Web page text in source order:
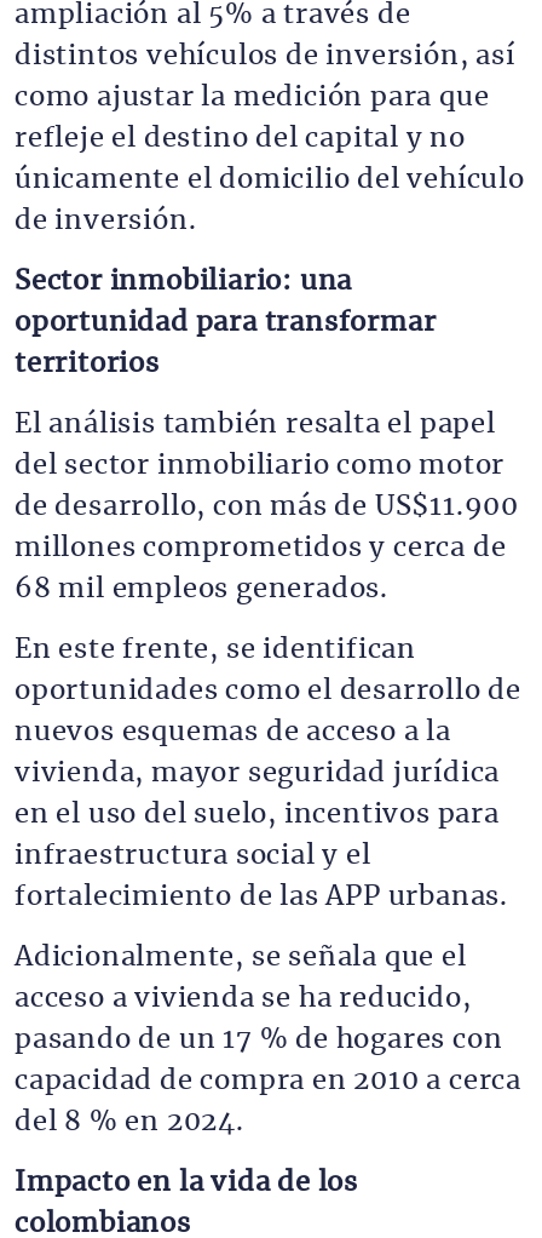
ampliación al 5% a través de
distintos vehículos de inversión, así
como ajustar la medición para que
refleje el destino del capital y no
únicamente el domicilio del vehículo
de inversión.
Sector inmobiliario: una
oportunidad para transformar
territorios
El análisis también resalta el papel
del sector inmobiliario como motor
de desarrollo, con más de US$11.900
millones comprometidos y cerca de
68 mil empleos generados.
En este frente, se identifican
oportunidades como el desarrollo de
nuevos esquemas de acceso a la
vivienda, mayor seguridad jurídica
en el uso del suelo, incentivos para
infraestructura social y el
fortalecimiento de las APP urbanas.
Adicionalmente, se señala que el
acceso a vivienda se ha reducido,
pasando de un 17 % de hogares con
capacidad de compra en 2010 a cerca
del 8 % en 2024.
Impacto en la vida de los
colombianos